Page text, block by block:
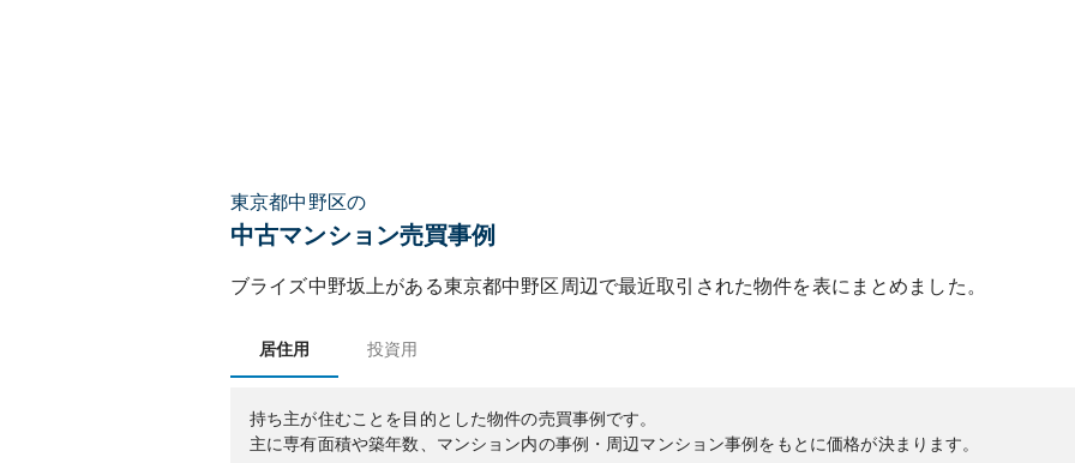
東京都中野区の
中古マンション売買事例
ブライズ中野坂上がある東京都中野区 周辺で最近取引された物件を表にまとめました。
居住用 投資用
持ち主が住むことを目的とした物件の売買事例です。
主に専有面積や築年数、マンション内の事例・周辺マンション事例をもとに価格が決まります。